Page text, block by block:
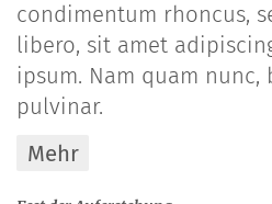
condimentum rhoncus,
libero, sit amet
ipsum. Nam quam
pulvinar.
Mehr